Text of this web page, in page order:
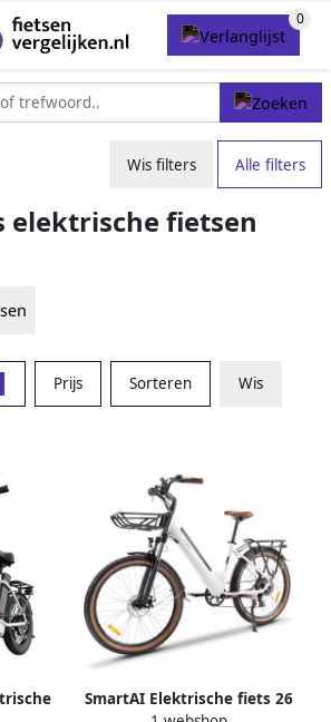
Wis filters Alle filters
elektrische fietsen
Prijs Sorteren Wis
SmartAI Elektrische fiets 26